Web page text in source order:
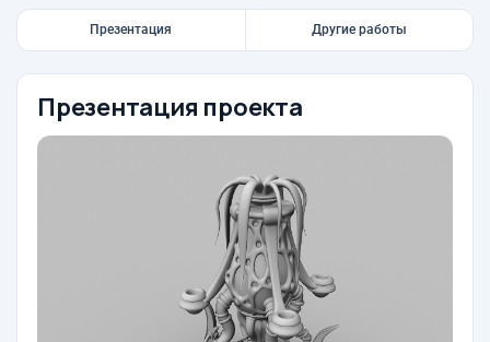
Презентация Другие работы
Презентация проекта